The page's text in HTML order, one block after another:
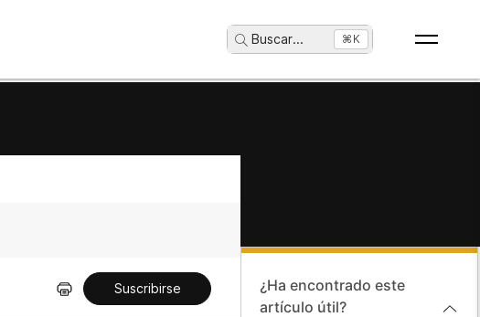
Buscar... ⌘K
Suscribirse
¿Ha encontrado este
artículo útil?